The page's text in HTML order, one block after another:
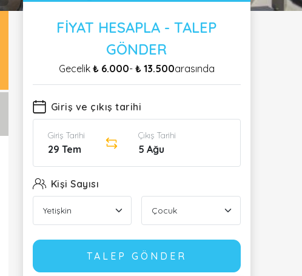
FIYAT HESAPLA - TALEP
GÖNDER
Gecelik ₺ 6.000- ₺ 13.500arasında
Giriş ve çıkış tarihi
Giriş Tarihi
29 Tem
Çıkış Tarihi
5 Ağu
Kişi Sayısı
TALEP GÖNDER